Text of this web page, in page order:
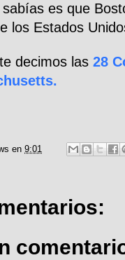
es que
los Estados
decimos las 28
en 9:01